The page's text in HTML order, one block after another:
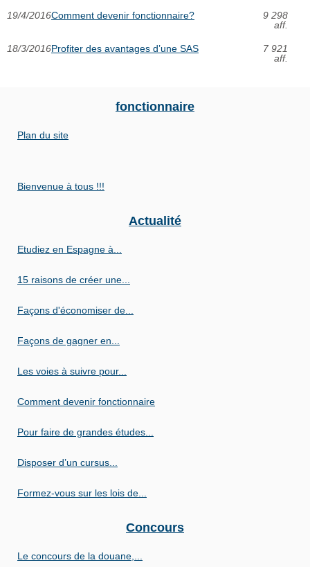
19/4/2016Comment devenir fonctionnaire?
9 298
aff.
18/3/2016Profiter des avantages d’une SAS
7 921
aff.
fonctionnaire
Plan du site
Bienvenue à tous !!!
Actualité
Etudiez en Espagne à...
15 raisons de créer une...
Façons d'économiser de...
Façons de gagner en...
Les voies à suivre pour...
Comment devenir fonctionnaire
Pour faire de grandes études...
Disposer d’un cursus...
Formez-vous sur les lois de...
Concours
Le concours de la douane,...